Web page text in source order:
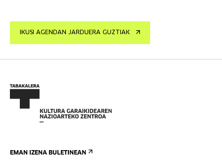
IKUSI AGENDAN JARDUERA GUZTIAK
EMAN IZENA BULETINEAN